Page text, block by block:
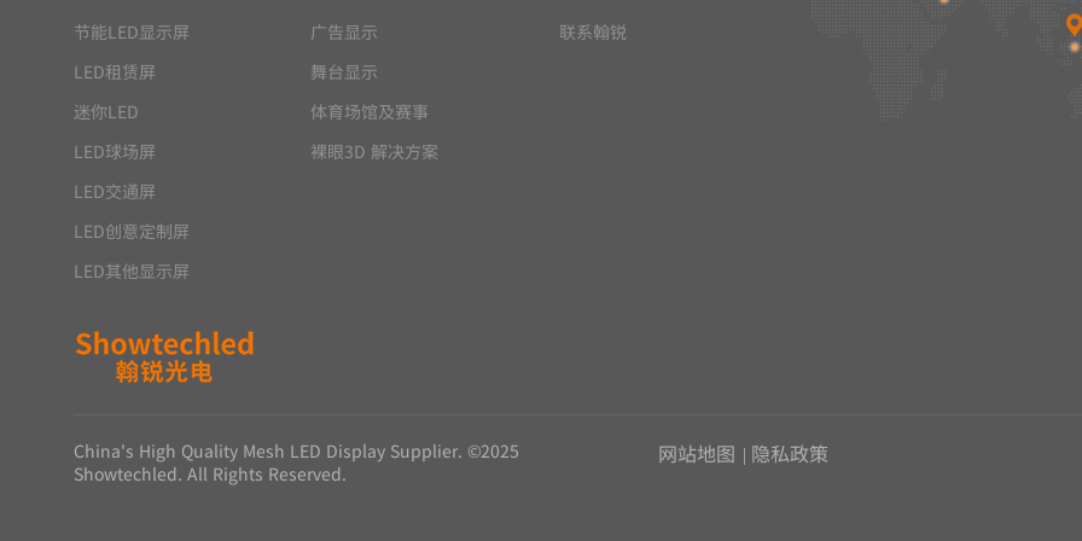
节能LED显示屏
LED租赁屏
迷你LED
LED球场屏
LED交通屏
LED创意定制屏
LED其他显示屏
广告显示
舞台显示
体育场馆及赛事
裸眼3D 解决方案
联系翰锐
China's High Quality Mesh LED Display Supplier. ©2025
Showtechled. All Rights Reserved.
网站地图 | 隐私政策